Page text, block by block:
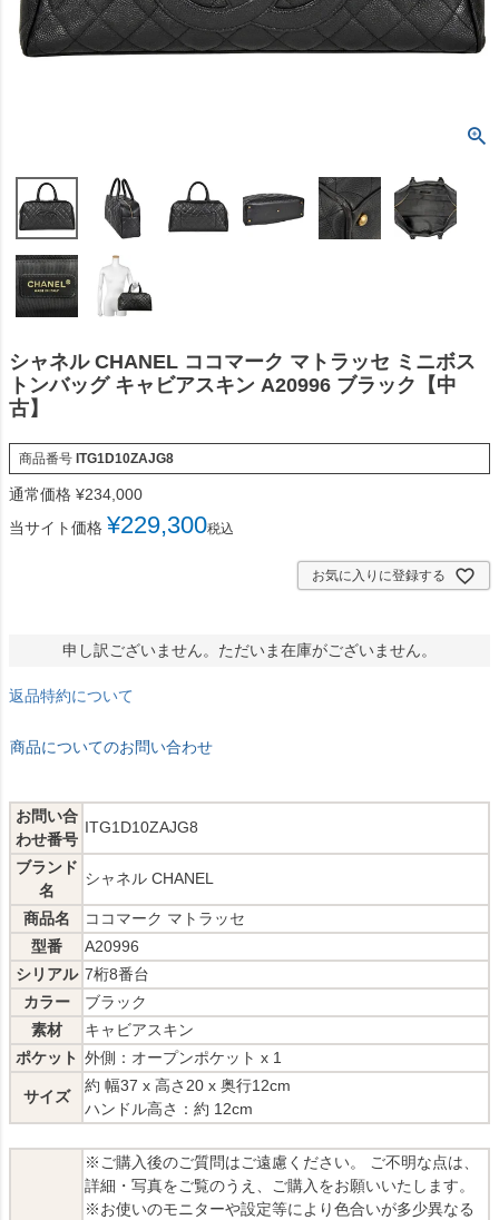
シャネル CHANEL ココマーク マトラッセ ミニボス
トンバッグ キャビアスキン A20996 ブラック【中
古】
商品番号 ITG1D10ZAJG8
通常価格 ¥234,000
当サイト価格 ¥229,300税込
お気に入りに登録する
申し訳ございません。ただいま在庫がございません。
返品特約について
商品についてのお問い合わせ
お問い合
わせ番号
ITG1D10ZAJG8
ブランド
名
シャネル CHANEL
商品名
ココマーク マトラッセ
型番
A20996
シリアル 7桁8番台
カラー
ブラック
素材
キャビアスキン
ポケット 外側：オープンポケット x 1
サイズ
約 幅37 x 高さ20 x 奥行12cm
ハンドル高さ：約 12cm
※ご購入後のご質問はご遠慮ください。 ご不明な点は、
詳細・写真をご覧のうえ、ご購入をお願いいたします。
※お使いのモニターや設定等により色合いが多少異なる